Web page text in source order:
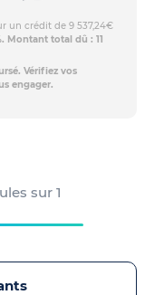
un crédit de 9 537,24€
Montant total dû : 11
Vérifiez vos
engager.
sur 1